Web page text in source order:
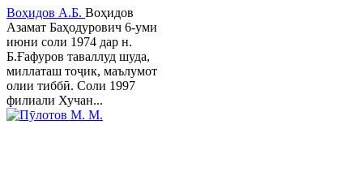
Воҳидов А.Б. Воҳидов
Азамат Баҳодурович 6-уми
июни соли 1974 дар н.
Б.Ғафуров таваллуд шуда,
миллаташ тоҷик, маълумот
олии тиббӣ. Соли 1997
филиали Хучан...